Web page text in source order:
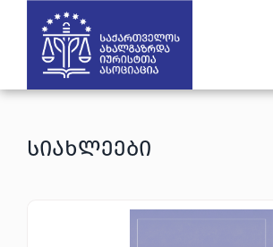
რას ვაკეთებთ
მედია
სიახლეები